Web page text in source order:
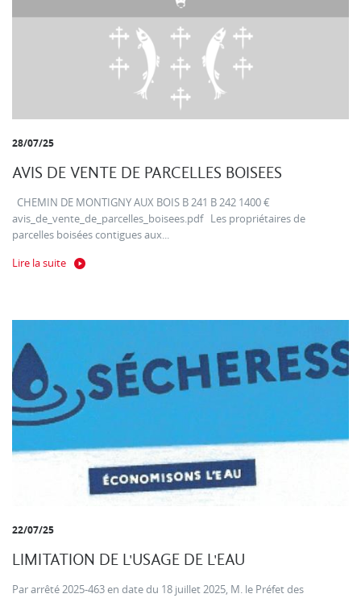
28/07/25
AVIS DE VENTE DE PARCELLES BOISEES
CHEMIN DE MONTIGNY AUX BOIS B 241 B 242 1400 €
avis_de_vente_de_parcelles_boisees.pdf Les propriétaires de
parcelles boisées contigues aux...
Lire la suite
22/07/25
LIMITATION DE L'USAGE DE L'EAU
Par arrêté 2025-463 en date du 18 juillet 2025, M. le Préfet des